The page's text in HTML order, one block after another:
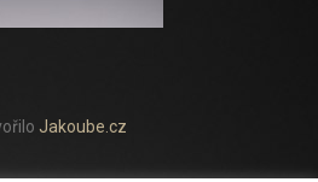
Jakoube.cz